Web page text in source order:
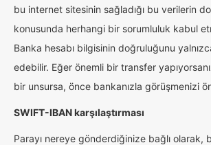
bu internet sitesinin sağladığı bu verilerin
konusunda herhangi bir sorumluluk kabul
Banka hesabı bilgisinin doğruluğunu
edebilir. Eğer önemli bir transfer
bir unsursa, önce bankanızla görüşmenizi
SWIFT-IBAN karşılaştırması
Parayı nereye gönderdiğinize bağlı olarak,